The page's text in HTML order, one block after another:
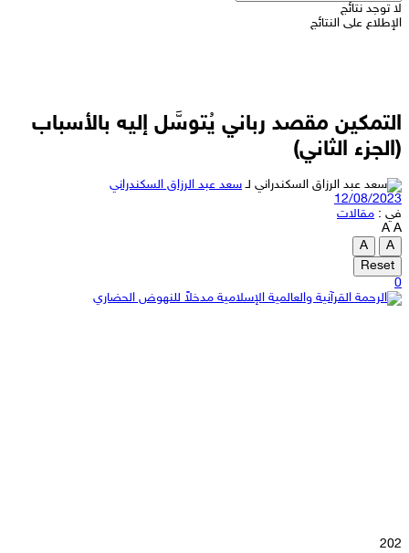
لا توجد نتائج
الإطلاع على النتائج
التمكين مقصد رباني يُتوسَّل إليه بالأسباب
(الجزء الثاني)
لـ سعد عبد الرزاق السكندراني
12/08/2023
في : مقالات
A A
A
A
Reset
0
202